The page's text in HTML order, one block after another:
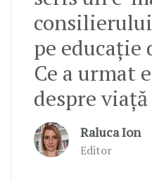
pe educație
Ce a urmat
despre
Raluca Ion
Editor